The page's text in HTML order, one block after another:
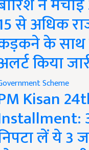
से अधिक
के साथ
किया
Scheme
Kisan
लें ये 3